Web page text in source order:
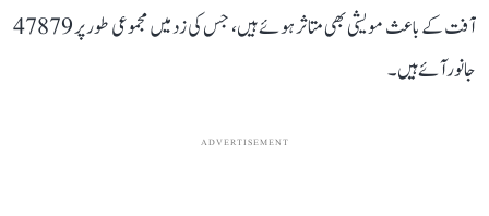
آفت کے باعث مویشی بھی متاثر ہوئے ہیں، جس کی زد میں مجموعی طور پر 47879
جانور آئے ہیں۔
ADVERTISEMENT